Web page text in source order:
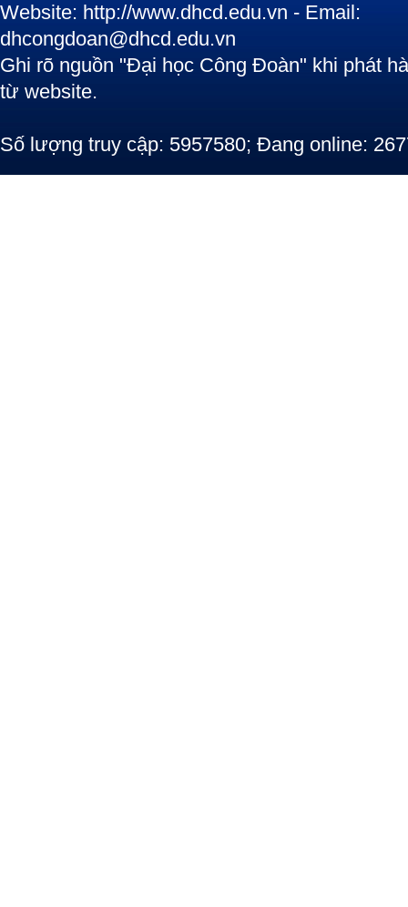
Website: http://www.dhcd.edu.vn - Email:
dhcongdoan@dhcd.edu.vn
Ghi rõ nguồn "Đại học Công Đoàn" khi phát
từ website.
Số lượng truy cập: 5957580; Đang online: